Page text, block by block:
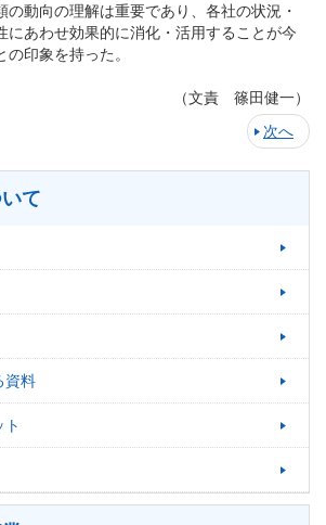
の動向の理解は重要であり、各社の状況・
にあわせ効果的に消化・活用することが今
印象を持った。
（文責 篠田健一）
次へ
て
資料